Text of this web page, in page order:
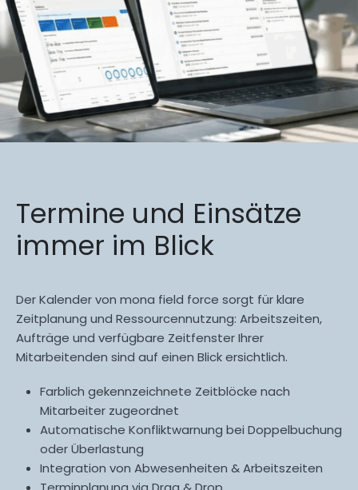
Termine und Einsätze
immer im Blick
Der Kalender von mona field force sorgt für klare
Zeitplanung und Ressourcennutzung: Arbeitszeiten,
Aufträge und verfügbare Zeitfenster Ihrer
Mitarbeitenden sind auf einen Blick ersichtlich.
Farblich gekennzeichnete Zeitblöcke nach
Mitarbeiter zugeordnet
Automatische Konfliktwarnung bei Doppelbuchung
oder Überlastung
Integration von Abwesenheiten & Arbeitszeiten